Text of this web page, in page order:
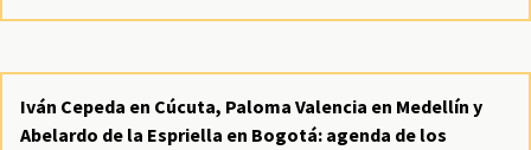
Iván Cepeda en Cúcuta, Paloma Valencia en Medellín y
Abelardo de la Espriella en Bogotá: agenda de los